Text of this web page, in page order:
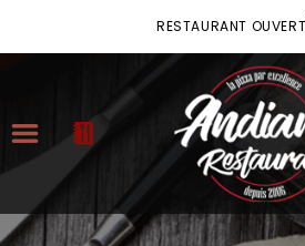
RESTAURANT OUVERT